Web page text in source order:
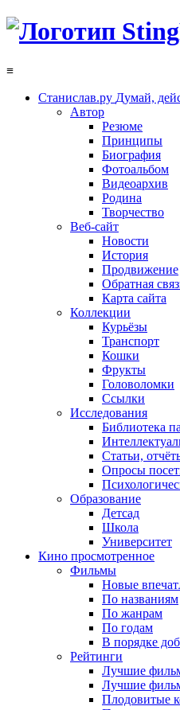
≡
Станислав.ру Думай,
Автор
Резюме
Принципы
Биография
Фотоальбом
Видеоархив
Родина
Творчество
Веб-сайт
Новости
История
Продвижение
Обратная
Карта сайта
Коллекции
Курьёзы
Транспорт
Кошки
Фрукты
Головоломки
Ссылки
Исследования
Библиотека
Статьи,
Опросы
Образование
Детсад
Школа
Университет
Кино просмотренное
Фильмы
Новые
По названиям
По жанрам
По годам
В порядке
Рейтинги
Лучшие
Лучшие
Плодовитые